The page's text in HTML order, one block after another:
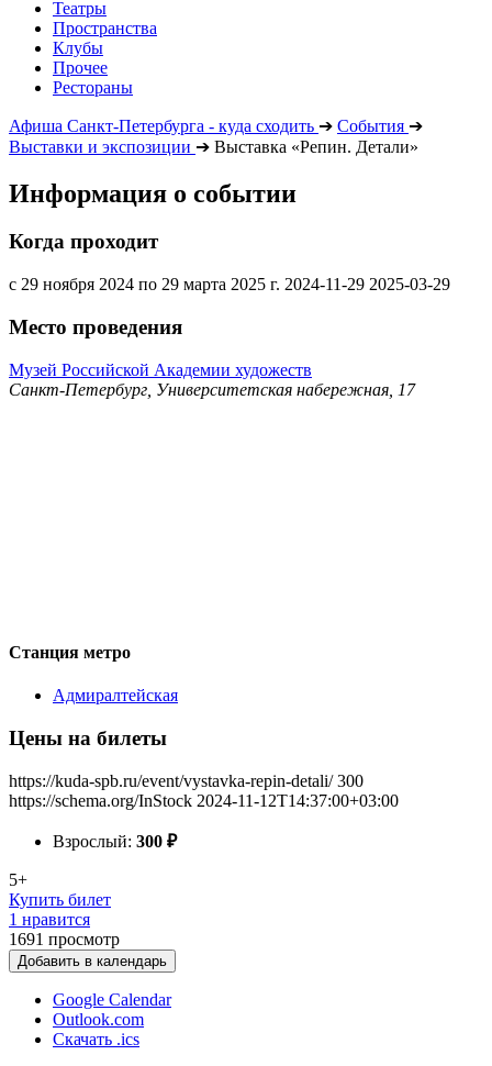
Театры
Пространства
Клубы
Прочее
Рестораны
Афиша Санкт-Петербурга - куда сходить ➔ События ➔
Выставки и экспозиции ➔ Выставка «Репин. Детали»
Информация о событии
Когда проходит
с 29 ноября 2024 по 29 марта 2025 г. 2024-11-29 2025-03-29
Место проведения
Музей Российской Академии художеств
Санкт-Петербург, Университетская набережная, 17
Станция метро
Адмиралтейская
Цены на билеты
https://kuda-spb.ru/event/vystavka-repin-detali/ 300
https://schema.org/InStock 2024-11-12T14:37:00+03:00
Взрослый: 300 ₽
5+
Купить билет
1 нравится
1691 просмотр
Добавить в календарь
Google Calendar
Outlook.com
Скачать .ics